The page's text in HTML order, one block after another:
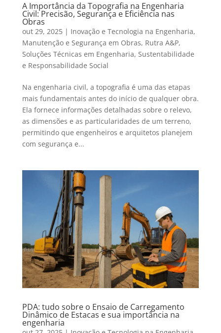
A Importância da Topografia na Engenharia
Civil: Precisão, Segurança e Eficiência nas
Obras
out 29, 2025| Inovação e Tecnologia na Engenharia,
Manutenção e Segurança em Obras, Rutra A&P,
Soluções Técnicas em Engenharia, Sustentabilidade
e Responsabilidade Social
Na engenharia civil, a topografia é uma das etapas
mais fundamentais antes do início de qualquer obra.
Ela fornece informações detalhadas sobre o relevo,
as dimensões e as particularidades de um terreno,
permitindo que engenheiros e arquitetos planejem
com segurança e...
PDA: tudo sobre o Ensaio de Carregamento
Dinâmico de Estacas e sua importância na
engenharia